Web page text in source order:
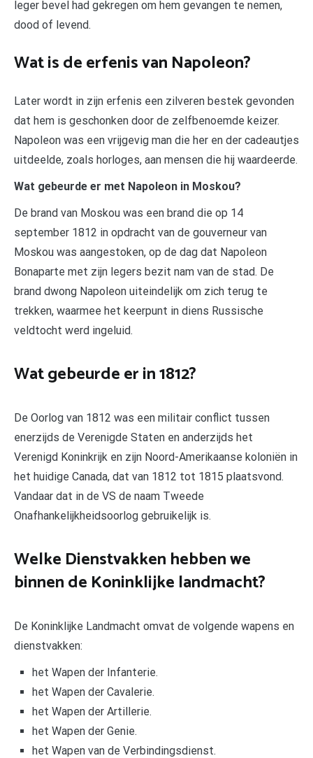
leger bevel had gekregen om hem gevangen te nemen,
dood of levend.
Wat is de erfenis van Napoleon?
Later wordt in zijn erfenis een zilveren bestek gevonden
dat hem is geschonken door de zelfbenoemde keizer.
Napoleon was een vrijgevig man die her en der cadeautjes
uitdeelde, zoals horloges, aan mensen die hij waardeerde.
Wat gebeurde er met Napoleon in Moskou?
De brand van Moskou was een brand die op 14
september 1812 in opdracht van de gouverneur van
Moskou was aangestoken, op de dag dat Napoleon
Bonaparte met zijn legers bezit nam van de stad. De
brand dwong Napoleon uiteindelijk om zich terug te
trekken, waarmee het keerpunt in diens Russische
veldtocht werd ingeluid.
Wat gebeurde er in 1812?
De Oorlog van 1812 was een militair conflict tussen
enerzijds de Verenigde Staten en anderzijds het
Verenigd Koninkrijk en zijn Noord-Amerikaanse koloniën in
het huidige Canada, dat van 1812 tot 1815 plaatsvond.
Vandaar dat in de VS de naam Tweede
Onafhankelijkheidsoorlog gebruikelijk is.
Welke Dienstvakken hebben we
binnen de Koninklijke landmacht?
De Koninklijke Landmacht omvat de volgende wapens en
dienstvakken:
het Wapen der Infanterie.
het Wapen der Cavalerie.
het Wapen der Artillerie.
het Wapen der Genie.
het Wapen van de Verbindingsdienst.